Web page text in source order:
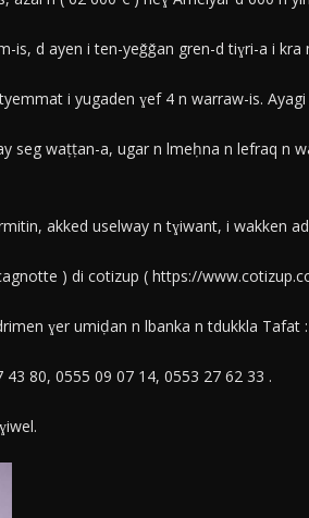
is, d ayen i ten-yeǧǧan gren-d tiɣri-a i
i yugaden ɣef 4 n warraw-is.
seg waṭṭan-a, ugar n lmeḥna n lefraq n
akked uselway n tɣiwant, i wakken
) di cotizup ( https://
ɣer umiḍan n lbanka n tdukkla
80, 0555 09 07 14, 0553 27 62 33 .